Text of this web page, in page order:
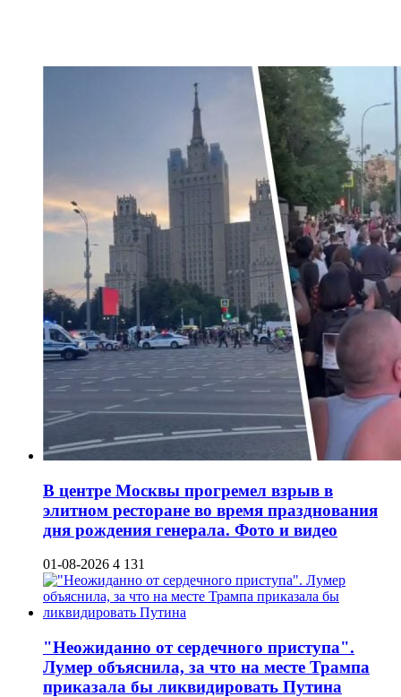
В центре Москвы прогремел взрыв в
элитном ресторане во время празднования
дня рождения генерала. Фото и видео
01-08-2026 4 131
"Неожиданно от сердечного приступа".
Лумер объяснила, за что на месте Трампа
приказала бы ликвидировать Путина